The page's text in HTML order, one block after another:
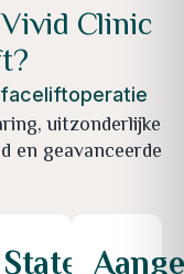
Clinic
uitzonderlijke
en geavanceerde